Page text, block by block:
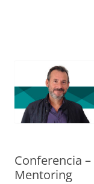
Conferencia
Mentoring